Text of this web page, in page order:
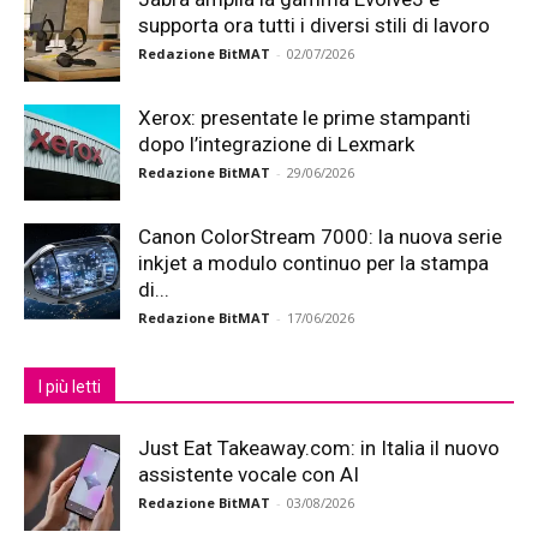
supporta ora tutti i diversi stili di lavoro
Redazione BitMAT - 02/07/2026
Xerox: presentate le prime stampanti
dopo l’integrazione di Lexmark
Redazione BitMAT - 29/06/2026
Canon ColorStream 7000: la nuova serie
inkjet a modulo continuo per la stampa
di...
Redazione BitMAT - 17/06/2026
I più letti
Just Eat Takeaway.com: in Italia il nuovo
assistente vocale con AI
Redazione BitMAT - 03/08/2026